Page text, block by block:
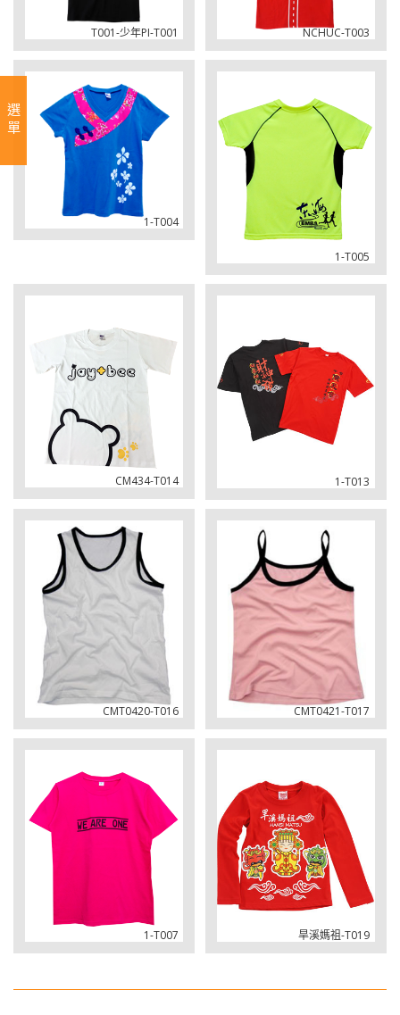
選單
T001-少年PI-T001 NCHUC-T003
1-T004
1-T005
CM434-T014 1-T013
CMT0420-T016 CMT0421-T017
1-T007 旱溪媽祖-T019